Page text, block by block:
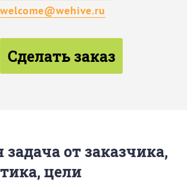
welcome@wehive.ru
Сделать заказ
задача от заказчика,
цели